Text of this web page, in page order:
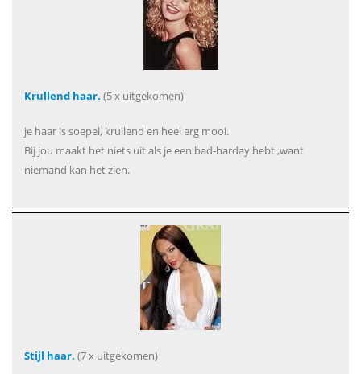
Krullend haar. (5 x uitgekomen)
je haar is soepel, krullend en heel erg mooi.
Bij jou maakt het niets uit als je een bad-harday hebt ,want
niemand kan het zien.
Stijl haar. (7 x uitgekomen)